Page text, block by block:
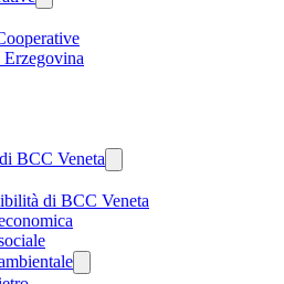
BCC Veneta
di BCC Veneta